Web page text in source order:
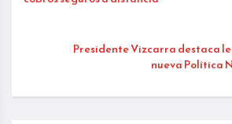
Presidente Vizcarra destaca
nueva Política